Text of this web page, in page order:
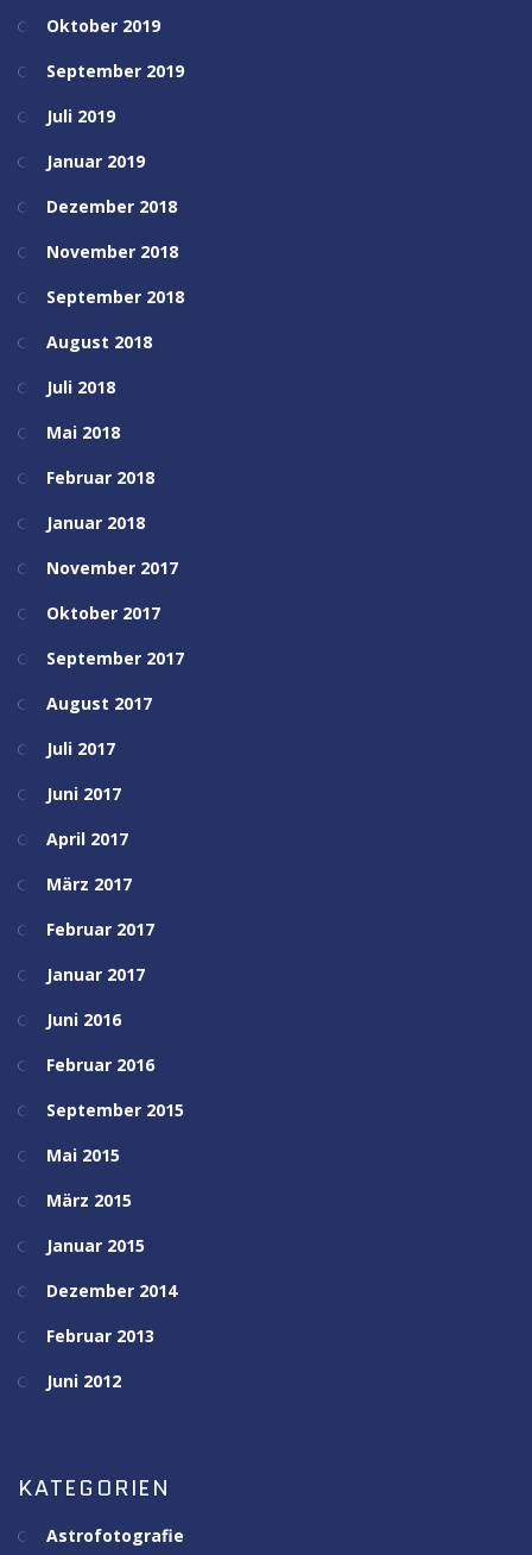
Oktober 2019
September 2019
Juli 2019
Januar 2019
Dezember 2018
November 2018
September 2018
August 2018
Juli 2018
Mai 2018
Februar 2018
Januar 2018
November 2017
Oktober 2017
September 2017
August 2017
Juli 2017
Juni 2017
April 2017
März 2017
Februar 2017
Januar 2017
Juni 2016
Februar 2016
September 2015
Mai 2015
März 2015
Januar 2015
Dezember 2014
Februar 2013
Juni 2012
KATEGORIEN
Astrofotografie